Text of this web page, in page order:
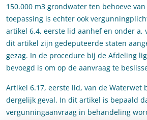
150.000 m3 grondwater ten behoeve
toepassing is echter ook
artikel 6.4, eerste lid aanhef en onder a,
dit artikel zijn gedeputeerde staten
gezag. In de procedure bij de Afdeling
bevoegd is om op de aanvraag te
Artikel 6.17, eerste lid, van de Waterwet
dergelijk geval. In dit artikel is bepaald
vergunningaanvraag in behandeling